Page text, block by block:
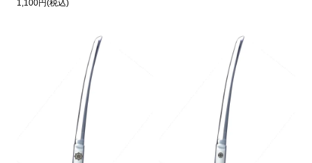
1,100円(税込)